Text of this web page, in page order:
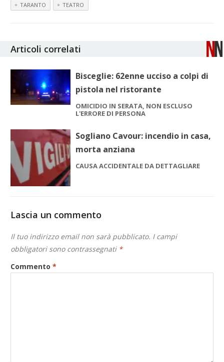
TARANTO TEATRO
Articoli correlati
Bisceglie: 62enne ucciso a colpi di
pistola nel ristorante
OMICIDIO IN SERATA, NON ESCLUSO
L'ERRORE DI PERSONA
Sogliano Cavour: incendio in casa,
morta anziana
CAUSA ACCIDENTALE DA DETTAGLIARE
Lascia un commento
Il tuo indirizzo email non sarà pubblicato. I campi
obbligatori sono contrassegnati *
Commento*